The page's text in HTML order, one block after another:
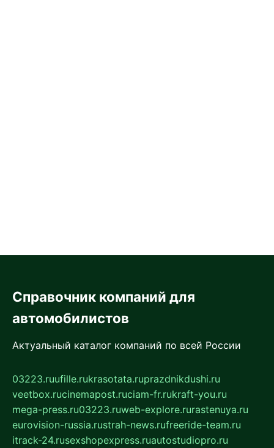
Справочник компаний для
автомобилистов
Актуальный каталог компаний по всей России
03223.ruufille.rukrasotata.ruprazdnikdushi.ru
veetbox.rucinemapost.ruciam-fr.rukraft-you.ru
mega-press.ru03223.ruweb-explore.rurastenuya.ru
eurovision-russia.rustrah-news.rufreeride-team.ru
itrack-24.rusexshopexpress.ruautostudiopro.ru